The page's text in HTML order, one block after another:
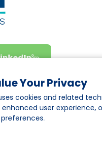
Your Privacy
cookies and related
enhanced user experience,